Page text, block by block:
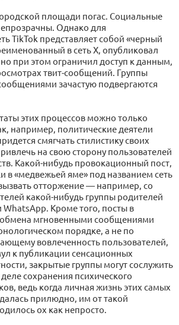
площади погас. Социальные
Однако для
TikTok представляет собой «черный
в сеть X, опубликовал
но при этом ограничил доступ к данным,
твит-сообщений. Группы
зачастую подвергаются
этих процессов можно только
например, политические деятели
смягчать стилистику своих
на свою сторону пользователей
Какой-нибудь провокационный пост,
«медвежьей яме» под названием сеть
отторжение — например, со
какой-нибудь группы родителей
WhatsApp. Кроме того, посты в
мгновенными сообщениями
порядке, а не по
вовлеченность пользователей,
к публикации сенсационных
закрытые группы могут сослужить
сохранения психического
ведь когда личная жизнь этих самых
прилюдно, им от такой
ох как непросто.